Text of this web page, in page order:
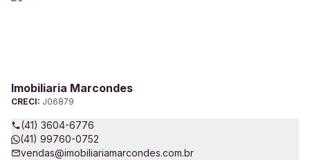
Imobiliaria Marcondes
CRECI: J06879
(41) 3604-6776
(41) 99760-0752
vendas@imobiliariamarcondes.com.br